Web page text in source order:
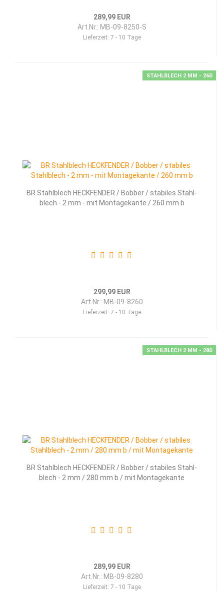
289,99 EUR
Art.Nr.: MB-09-8250-S
Lieferzeit: 7 - 10 Tage
STAHLBLECH 2 MM - 260
BR Stahl­blech HECK­FEN­DER / Bob­ber / sta­bi­les Stahl­
blech - 2 mm - mit Mon­ta­ge­kan­te / 260 mm b
299,99 EUR
Art.Nr.: MB-09-8260
Lieferzeit: 7 - 10 Tage
STAHLBLECH 2 MM - 280
BR Stahl­blech HECK­FEN­DER / Bob­ber / sta­bi­les Stahl­
blech - 2 mm / 280 mm b / mit Mon­ta­ge­kan­te
289,99 EUR
Art.Nr.: MB-09-8280
Lieferzeit: 7 - 10 Tage